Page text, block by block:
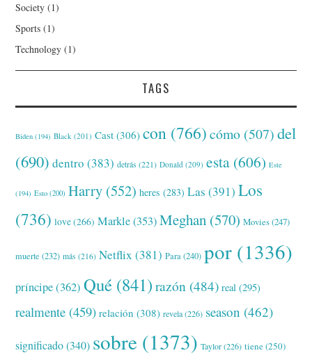
Society (1)
Sports (1)
Technology (1)
TAGS
Biden (194) Black (201) Cast (306) con (766) cómo (507) del
(690) dentro (383) detrás (221) Donald (209) esta (606) Este
(194) Esto (200) Harry (552) heres (283) Las (391) Los
(736) love(266) Markle(353) Meghan (570) Movies(247)
muerte (232) más (216) Netflix (381) Para(240) por (1336)
príncipe(362) Qué (841) razón (484) real (295)
realmente (459) relación (308) revela(226) season (462)
significado(340) sobre (1373) Taylor(226) tiene(250)